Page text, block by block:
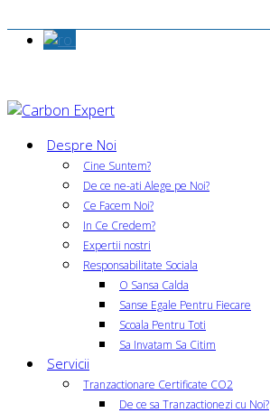
Despre Noi
Cine Suntem?
De ce ne-ati Alege pe Noi?
Ce Facem Noi?
In Ce Credem?
Expertii nostri
Responsabilitate Sociala
O Sansa Calda
Sanse Egale Pentru Fiecare
Scoala Pentru Toti
Sa Invatam Sa Citim
Servicii
Tranzactionare Certificate CO2
De ce sa Tranzactionezi cu Noi?